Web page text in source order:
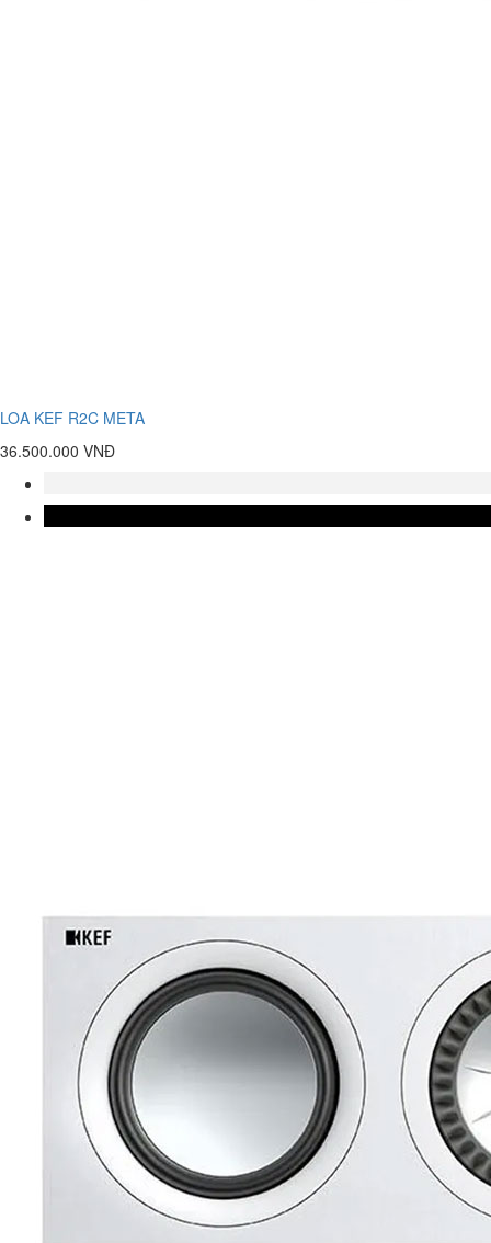
LOA KEF R2C META
36.500.000 VNĐ